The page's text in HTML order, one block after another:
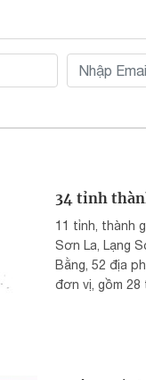
34 tỉnh
11 tỉnh, thành
Sơn La, Lạng
Bằng, 52 địa
đơn vị, gồm